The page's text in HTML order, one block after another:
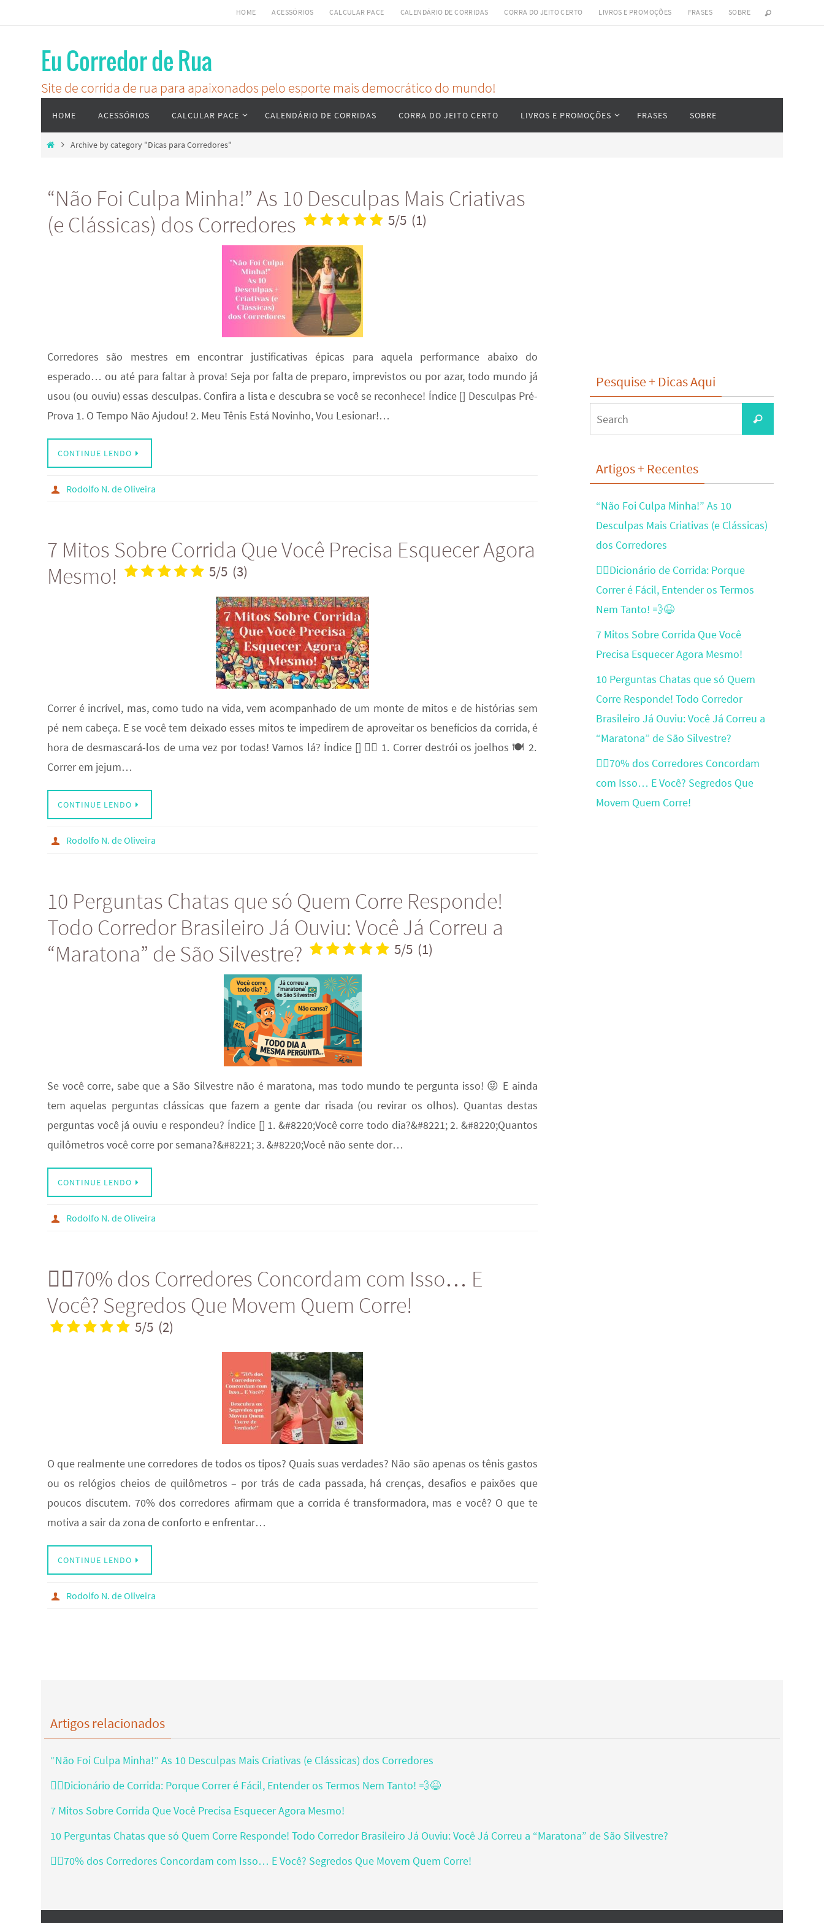
HOME ACESSÓRIOS CALCULAR PACE CALENDÁRIO DE CORRIDAS CORRA DO JEITO CERTO LIVROS E PROMOÇÕES FRASES SOBRE
Eu Corredor de Rua
Site de corrida de rua para apaixonados pelo esporte mais democrático do mundo!
content
HOME ACESSÓRIOS CALCULAR PACE CALENDÁRIO DE CORRIDAS CORRA DO JEITO CERTO LIVROS E PROMOÇÕES FRASES SOBRE
HomeArchive by category "Dicas para Corredores"
“Não Foi Culpa Minha!” As 10 Desculpas Mais Criativas
(e Clássicas) dos Corredores
5/5 (1)
Corredores são mestres em encontrar justificativas épicas para aquela performance abaixo do
esperado… ou até para faltar à prova! Seja por falta de preparo, imprevistos ou por azar, todo mundo já
usou (ou ouviu) essas desculpas. Confira a lista e descubra se você se reconhece! Índice [] Desculpas Pré-
Prova 1. O Tempo Não Ajudou! 2. Meu Tênis Está Novinho, Vou Lesionar!…
CONTINUE LENDO
Rodolfo N. de Oliveira
7 Mitos Sobre Corrida Que Você Precisa Esquecer Agora
Mesmo!
5/5 (3)
Correr é incrível, mas, como tudo na vida, vem acompanhado de um monte de mitos e de histórias sem
pé nem cabeça. E se você tem deixado esses mitos te impedirem de aproveitar os benefícios da corrida, é
hora de desmascará-los de uma vez por todas! Vamos lá? Índice [] 🏃‍♂️ 1. Correr destrói os joelhos 🍽️ 2.
Correr em jejum…
CONTINUE LENDO
Rodolfo N. de Oliveira
10 Perguntas Chatas que só Quem Corre Responde!
Todo Corredor Brasileiro Já Ouviu: Você Já Correu a
“Maratona” de São Silvestre?
5/5 (1)
Se você corre, sabe que a São Silvestre não é maratona, mas todo mundo te pergunta isso! 😜 E ainda
tem aquelas perguntas clássicas que fazem a gente dar risada (ou revirar os olhos). Quantas destas
perguntas você já ouviu e respondeu? Índice [] 1. &#8220;Você corre todo dia?&#8221; 2. &#8220;Quantos
quilômetros você corre por semana?&#8221; 3. &#8220;Você não sente dor…
CONTINUE LENDO
Rodolfo N. de Oliveira
🏃‍♂️70% dos Corredores Concordam com Isso… E
Você? Segredos Que Movem Quem Corre!
5/5 (2)
O que realmente une corredores de todos os tipos? Quais suas verdades? Não são apenas os tênis gastos
ou os relógios cheios de quilômetros – por trás de cada passada, há crenças, desafios e paixões que
poucos discutem. 70% dos corredores afirmam que a corrida é transformadora, mas e você? O que te
motiva a sair da zona de conforto e enfrentar…
CONTINUE LENDO
Rodolfo N. de Oliveira
Pesquise + Dicas Aqui
for:
Search
Artigos + Recentes
“Não Foi Culpa Minha!” As 10
Desculpas Mais Criativas (e Clássicas)
dos Corredores
🏃‍♂️Dicionário de Corrida: Porque
Correr é Fácil, Entender os Termos
Nem Tanto! 💨😆
7 Mitos Sobre Corrida Que Você
Precisa Esquecer Agora Mesmo!
10 Perguntas Chatas que só Quem
Corre Responde! Todo Corredor
Brasileiro Já Ouviu: Você Já Correu a
“Maratona” de São Silvestre?
🏃‍♂️70% dos Corredores Concordam
com Isso… E Você? Segredos Que
Movem Quem Corre!
Artigos relacionados
“Não Foi Culpa Minha!” As 10 Desculpas Mais Criativas (e Clássicas) dos Corredores
🏃‍♂️Dicionário de Corrida: Porque Correr é Fácil, Entender os Termos Nem Tanto! 💨😆
7 Mitos Sobre Corrida Que Você Precisa Esquecer Agora Mesmo!
10 Perguntas Chatas que só Quem Corre Responde! Todo Corredor Brasileiro Já Ouviu: Você Já Correu a “Maratona” de São Silvestre?
🏃‍♂️70% dos Corredores Concordam com Isso… E Você? Segredos Que Movem Quem Corre!